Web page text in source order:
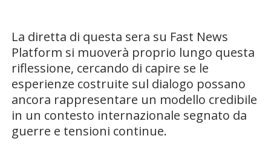
La diretta di questa sera su Fast News
Platform si muoverà proprio lungo questa
riflessione, cercando di capire se le
esperienze costruite sul dialogo possano
ancora rappresentare un modello credibile
in un contesto internazionale segnato da
guerre e tensioni continue.